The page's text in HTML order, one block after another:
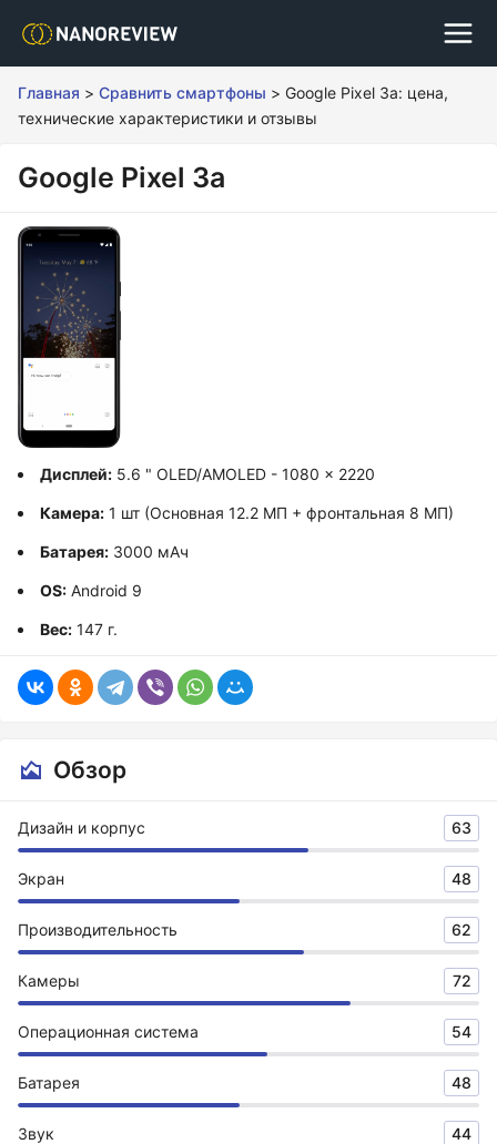
Главная > Сравнить смартфоны > Google Pixel 3a: цена,
технические характеристики и отзывы
Google Pixel 3a
Дисплей: 5.6 " OLED/AMOLED - 1080 x 2220
Камера: 1 шт (Основная 12.2 МП + фронтальная 8 МП)
Батарея: 3000 мАч
OS: Android 9
Вес: 147 г.
Обзор
Дизайн и корпус 63
Экран 48
Производительность 62
Камеры 72
Операционная система 54
Батарея 48
Звук 44